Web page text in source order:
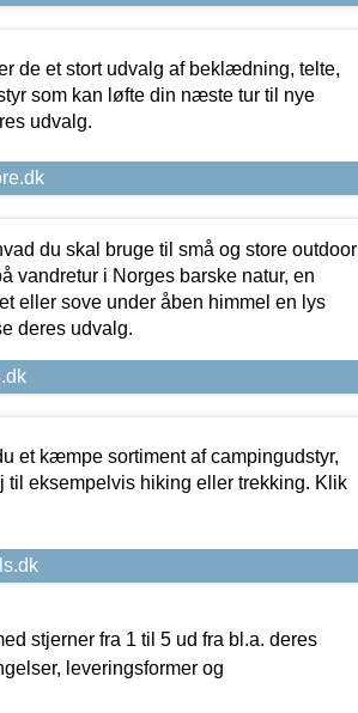
de et stort udvalg af beklædning, telte,
som kan løfte din næste tur til nye
udvalg.
du skal bruge til små og store outdoor
vandretur i Norges barske natur, en
eller sove under åben himmel en lys
deres udvalg.
et kæmpe sortiment af campingudstyr,
til eksempelvis hiking eller trekking. Klik
stjerner fra 1 til 5 ud fra bl.a. deres
leveringsformer og